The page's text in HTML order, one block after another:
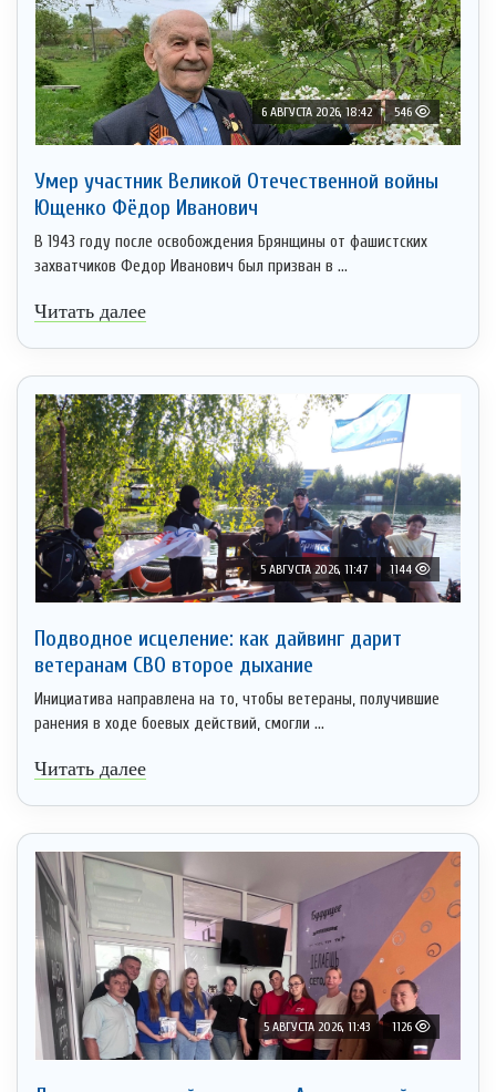
6 АВГУСТА 2026, 18:42 546
Умер участник Великой Отечественной войны
Ющенко Фёдор Иванович
В 1943 году после освобождения Брянщины от фашистских
захватчиков Федор Иванович был призван в ...
Читать далее
5 АВГУСТА 2026, 11:47 1144
Подводное исцеление: как дайвинг дарит
ветеранам СВО второе дыхание
Инициатива направлена на то, чтобы ветераны, получившие
ранения в ходе боевых действий, смогли ...
Читать далее
5 АВГУСТА 2026, 11:43 1126